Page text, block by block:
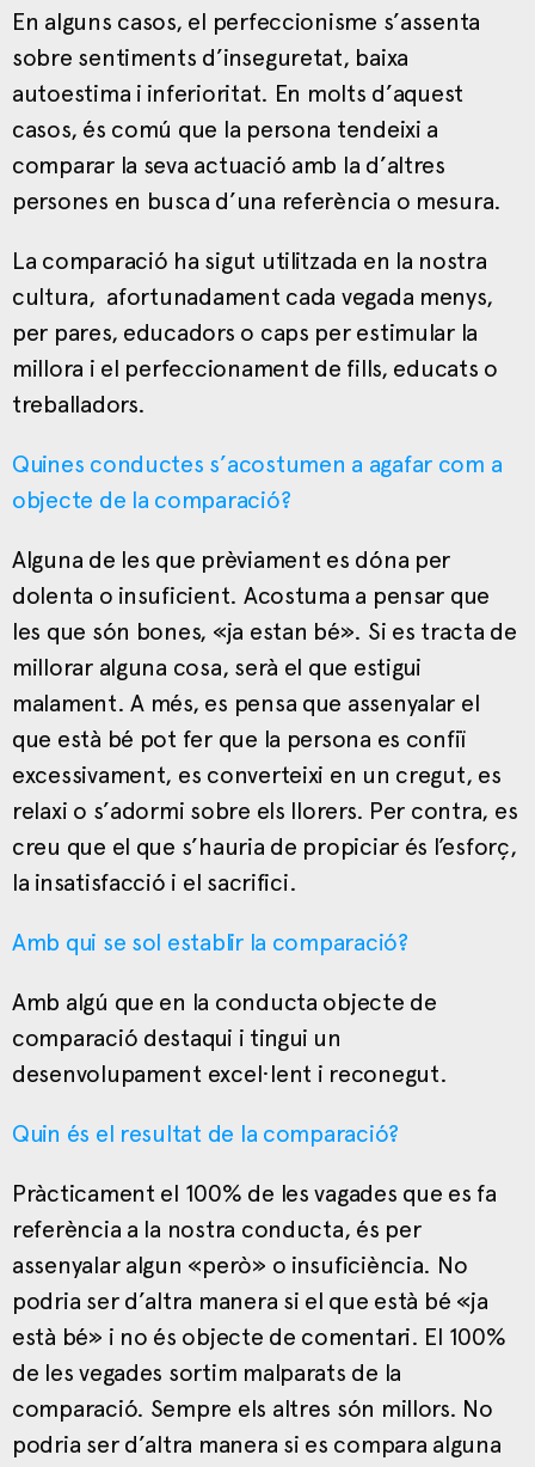
En alguns casos, el perfeccionisme s’assenta
sobre sentiments d’inseguretat, baixa
autoestima i inferioritat. En molts d’aquest
casos, és comú que la persona tendeixi a
comparar la seva actuació amb la d’altres
persones en busca d’una referència o mesura.
La comparació ha sigut utilitzada en la nostra
cultura, afortunadament cada vegada menys,
per pares, educadors o caps per estimular la
millora i el perfeccionament de fills, educats o
treballadors.
Quines conductes s’acostumen a agafar com a
objecte de la comparació?
Alguna de les que prèviament es dóna per
dolenta o insuficient. Acostuma a pensar que
les que són bones, «ja estan bé». Si es tracta de
millorar alguna cosa, serà el que estigui
malament. A més, es pensa que assenyalar el
que està bé pot fer que la persona es confiï
excessivament, es converteixi en un cregut, es
relaxi o s’adormi sobre els llorers. Per contra, es
creu que el que s’hauria de propiciar és l’esforç,
la insatisfacció i el sacrifici.
Amb qui se sol establir la comparació?
Amb algú que en la conducta objecte de
comparació destaqui i tingui un
desenvolupament excel·lent i reconegut.
Quin és el resultat de la comparació?
Pràcticament el 100% de les vagades que es fa
referència a la nostra conducta, és per
assenyalar algun «però» o insuficiència. No
podria ser d’altra manera si el que està bé «ja
està bé» i no és objecte de comentari. El 100%
de les vegades sortim malparats de la
comparació. Sempre els altres són millors. No
podria ser d’altra manera si es compara alguna